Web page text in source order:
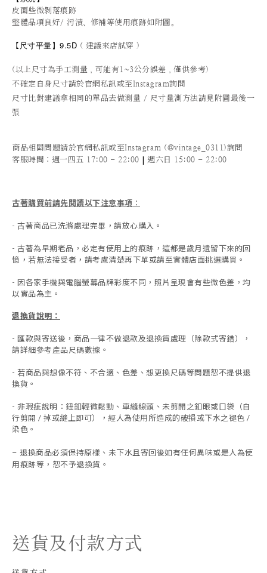
皮面些微剝落痕跡
整體品項良好/ 污漬、修補等使用痕跡如附圖。
【 尺寸平量】9.5D ( 建議來店試穿 )
(以上尺寸為手工測量，可能有1~3公分誤差，僅供參考)
不確定自身尺寸請於官網私訊或至Instagram詢問
尺寸比對建議拿相同的單品去做測量 / 尺寸量測方法請見附圖最後一
張
商品相關問題請於官網私訊或至Instagram (@vintage_0311)詢問
客服時間 ：週一四五 17:00 - 22:00 | 週六日 15:00 - 22:00
古著購買前請先閱讀以下注意事項 ：
- 古著商品已洗滌處理完畢，請放心購入。
- 古著為早期老品，必定有使用上的痕跡，這都是歲月遺留下來的回
憶，若無法接受者，請考慮清楚再下單或請至實體店面挑選購買。
- 因各家手機與電腦螢幕品牌彩度不同，照片呈現會有些微色差，均
以實品為主。
退換貨說明：
- 匯款與寄送後，商品一律不做退款及退換貨處理（除款式寄錯），
請詳細參考產品尺碼數據 。
- 若商品與想像不符、不合適、色差、想更換尺碼等問題恕不提供退
換貨。
- 非瑕疵說明：鈕釦輕微鬆動、車縫線頭、未剪開之釦眼或口袋（自
行剪開 / 掉或縫上即可），經人為使用所造成的破損或下水之褪色 /
染色。
- 退換商品必須保持原樣、未下水且寄回後如有任何異味或是人為使
用痕跡等 ， 恕不予退換貨。
送貨及付款方式